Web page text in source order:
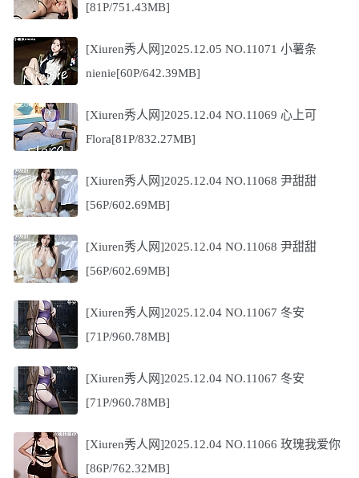
[81P/751.43MB]
[Xiuren秀人网]2025.12.05 NO.11071 小薯条
nienie[60P/642.39MB]
[Xiuren秀人网]2025.12.04 NO.11069 心上可
Flora[81P/832.27MB]
[Xiuren秀人网]2025.12.04 NO.11068 尹甜甜
[56P/602.69MB]
[Xiuren秀人网]2025.12.04 NO.11068 尹甜甜
[56P/602.69MB]
[Xiuren秀人网]2025.12.04 NO.11067 冬安
[71P/960.78MB]
[Xiuren秀人网]2025.12.04 NO.11067 冬安
[71P/960.78MB]
[Xiuren秀人网]2025.12.04 NO.11066 玫瑰我爱你
[86P/762.32MB]